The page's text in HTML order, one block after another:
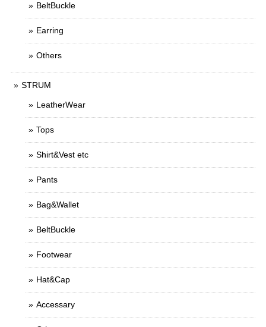
BeltBuckle
Earring
Others
STRUM
LeatherWear
Tops
Shirt&Vest etc
Pants
Bag&Wallet
BeltBuckle
Footwear
Hat&Cap
Accessary